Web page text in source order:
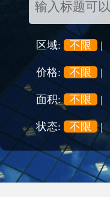
区域: 不限 |
价格: 不限 |
面积: 不限 |
状态: 不限 |